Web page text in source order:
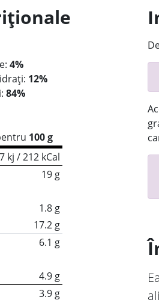
4%
12%
84%
100 g
kj / 212 kCal
19 g
1.8 g
17.2 g
6.1 g
4.9 g
3.9 g